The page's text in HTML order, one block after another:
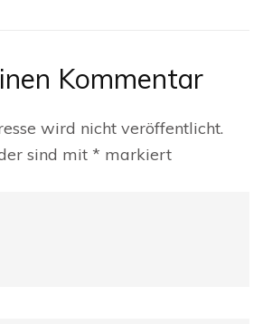
Kommentar
wird nicht veröffentlicht.
sind mit * markiert